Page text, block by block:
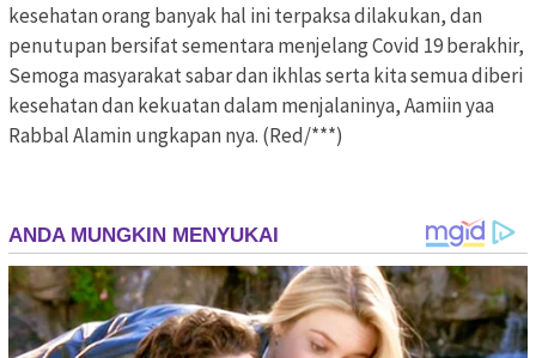
kesehatan orang banyak hal ini terpaksa dilakukan, dan
penutupan bersifat sementara menjelang Covid 19 berakhir,
Semoga masyarakat sabar dan ikhlas serta kita semua diberi
kesehatan dan kekuatan dalam menjalaninya, Aamiin yaa
Rabbal Alamin ungkapan nya. (Red/***)